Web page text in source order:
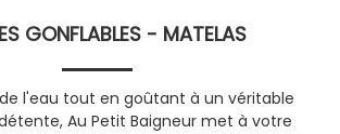
GONFLABLES - MATELAS
l'eau tout en goûtant à un véritable
Au Petit Baigneur met à votre